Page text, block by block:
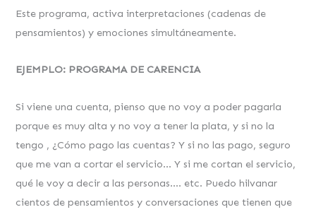
Este programa, activa interpretaciones (cadenas de
pensamientos) y emociones simultáneamente.
EJEMPLO: PROGRAMA DE CARENCIA
Si viene una cuenta, pienso que no voy a poder pagarla
porque es muy alta y no voy a tener la plata, y si no la
tengo , ¿Cómo pago las cuentas? Y si no las pago, seguro
que me van a cortar el servicio… Y si me cortan el servicio,
qué le voy a decir a las personas…. etc. Puedo hilvanar
cientos de pensamientos y conversaciones que tienen que